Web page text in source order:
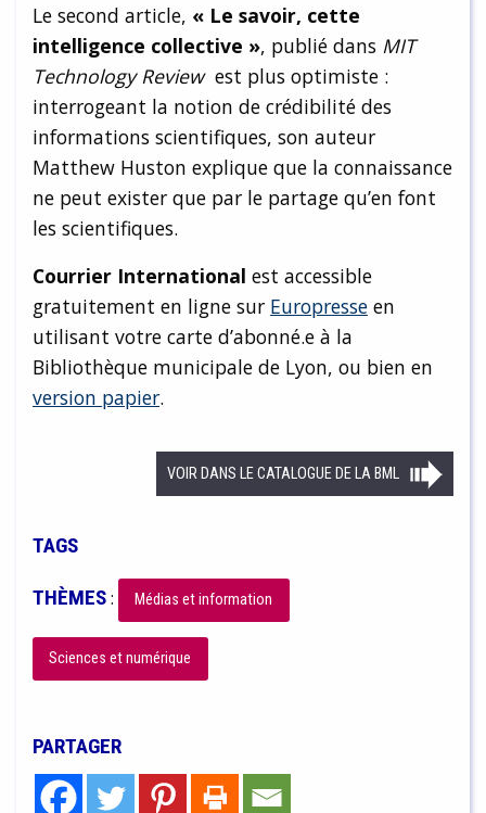
Le second article, « Le savoir, cette
intelligence collective », publié dans MIT
Technology Review est plus optimiste :
interrogeant la notion de crédibilité des
informations scientifiques, son auteur
Matthew Huston explique que la connaissance
ne peut exister que par le partage qu’en font
les scientifiques.
Courrier International est accessible
gratuitement en ligne sur Europresse en
utilisant votre carte d’abonné.e à la
Bibliothèque municipale de Lyon, ou bien en
version papier.
VOIR DANS LE CATALOGUE DE LA BML
TAGS
THÈMES: Médias et information
Sciences et numérique
PARTAGER